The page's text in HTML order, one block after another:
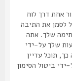
דרך לוח
את התיבה
שלך. אתה
על-ידי
עדיין
הסימון